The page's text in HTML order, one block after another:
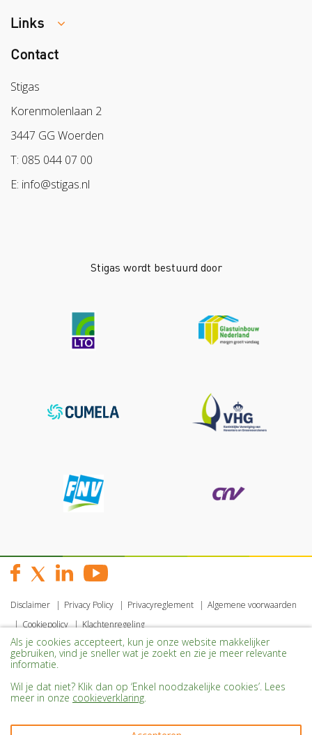
Links
Colland
Sazas
BPL
Arbeidsmarkt
Contact
Stigas
Korenmolenlaan 2
3447 GG Woerden
T: 085 044 07 00
E: info@stigas.nl
Als je cookies accepteert, kun je onze website makkelijker
gebruiken, vind je sneller wat je zoekt en zie je meer relevante
informatie.
Wil je dat niet? Klik dan op ‘Enkel noodzakelijke cookies’. Lees
meer in onze cookieverklaring.
Stigas wordt bestuurd door
Disclaimer Privacy Policy Privacyreglement
Algemene voorwaarden
Cookiepolicy
Klachtenregeling